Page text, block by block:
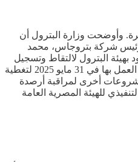
وأوضحت وزارة البترول أن
رئيس شركة بتروجاس، محمد
البترول لالتقاط وتسجيل
الكميات. وتعتبر هذه هي المرحلة الأولى في تطبيق منظومة سكادا التي تشمل مواقع الشركة في (الجيزة/سوهاج/الإسكندرية) على أن تبدأ من اليوم الأحد المرحلة الثانية، لينتهي العمل بها في 31 مايو 2025 لتغطية
تستمر حتى عام 2028، وتشمل إلى جانب هذا المشروع مشروعات أخرى لمراقبة أرصدة
للهيئة المصرية العامة